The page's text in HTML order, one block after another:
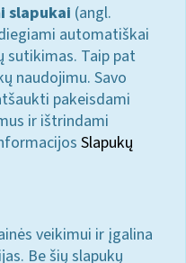
slapukai (angl.
automatiškai
sutikimas. Taip pat
naudojimu. Savo
pakeisdami
ir ištrindami
Slapukų
veikimui ir įgalina
Be šių slapukų